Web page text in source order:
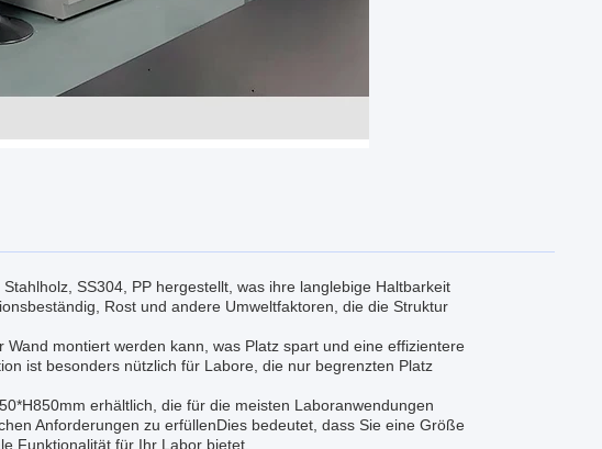
SS304, PP hergestellt, was ihre langlebige Haltbarkeit
Rost und andere Umweltfaktoren, die die Struktur
montiert werden kann, was Platz spart und eine effizientere
ist besonders nützlich für Labore, die nur begrenzten Platz
erhältlich, die für die meisten Laboranwendungen
Anforderungen zu erfüllenDies bedeutet, dass Sie eine Größe
Funktionalität für Ihr Labor bietet.